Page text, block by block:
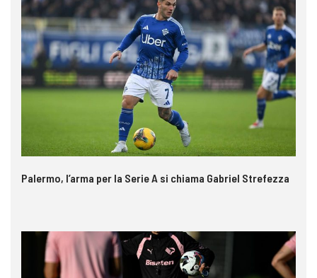
Palermo, l’arma per la Serie A si chiama Gabriel Strefezza